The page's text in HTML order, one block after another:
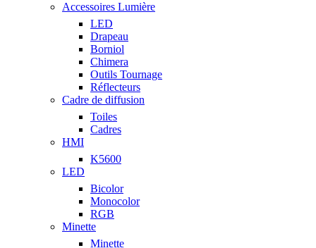
Accessoires Lumière
LED
Drapeau
Borniol
Chimera
Outils Tournage
Réflecteurs
Cadre de diffusion
Toiles
Cadres
HMI
K5600
LED
Bicolor
Monocolor
RGB
Minette
Minette